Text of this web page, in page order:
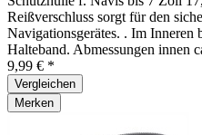
Reißverschluss sorgt für den
Navigationsgerätes. . Im Inneren
Halteband. Abmessungen innen
9,99 € *
Vergleichen
Merken